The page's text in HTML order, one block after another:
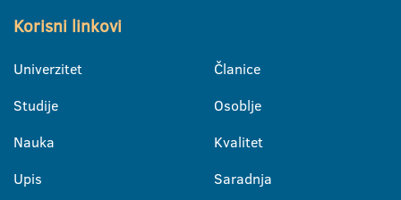
Korisni linkovi
Univerzitet
Studije
Nauka
Upis
Članice
Osoblje
Kvalitet
Saradnja